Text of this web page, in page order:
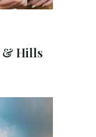
& Hills